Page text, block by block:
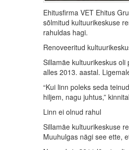
Ehitusfirma VET Ehitus
sõlmitud kultuurikeskuse
rahuldas hagi.
Renoveeritud
Sillamäe kultuurikeskus
alles 2013. aastal.
“Kui linn poleks seda
hiljem, nagu juhtus,”
Linn ei olnud rahul
Sillamäe kultuurikeskuse
Muuhulgas nägi see ette,